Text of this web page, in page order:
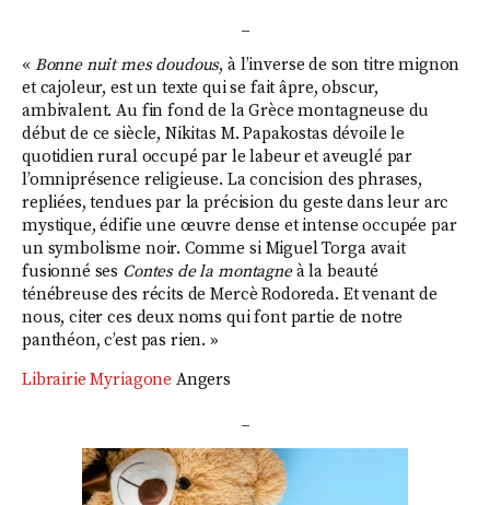
« Bonne nuit mes doudous, à l’inverse de son titre mignon
et cajoleur, est un texte qui se fait âpre, obscur,
ambivalent. Au fin fond de la Grèce montagneuse du
début de ce siècle, Nikitas M. Papakostas dévoile le
quotidien rural occupé par le labeur et aveuglé par
l’omniprésence religieuse. La concision des phrases,
repliées, tendues par la précision du geste dans leur arc
mystique, édifie une œuvre dense et intense occupée par
un symbolisme noir. Comme si Miguel Torga avait
fusionné ses Contes de la montagneà la beauté
ténébreuse des récits de Mercè Rodoreda. Et venant de
nous, citer ces deux noms qui font partie de notre
panthéon, c’est pas rien. »
Librairie Myriagone Angers